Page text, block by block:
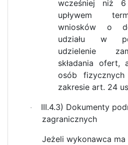
wcześniej niż
upływem
wniosków o
udziału w
udzielenie
składania
osób
zakresie art. 24
·
III.4.3) Dokumenty
zagranicznych
Jeżeli wykonawca